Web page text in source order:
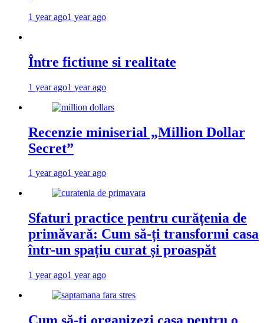
1 year ago1 year ago
Între fictiune si realitate
1 year ago1 year ago
Recenzie miniserial „Million Dollar
Secret”
1 year ago1 year ago
Sfaturi practice pentru curățenia de
primăvară: Cum să-ți transformi casa
într-un spațiu curat și proaspăt
1 year ago1 year ago